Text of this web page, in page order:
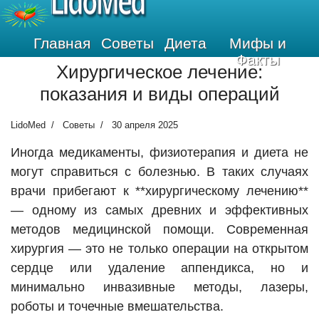
Главная Советы Диета
Мифы и
Факты
Хирургическое лечение:
показания и виды операций
LidoMed Советы 30 апреля 2025
Иногда медикаменты, физиотерапия и диета не
могут справиться с болезнью. В таких случаях
врачи прибегают к **хирургическому лечению**
— одному из самых древних и эффективных
методов медицинской помощи. Современная
хирургия — это не только операции на открытом
сердце или удаление аппендикса, но и
минимально инвазивные методы, лазеры,
роботы и точечные вмешательства.